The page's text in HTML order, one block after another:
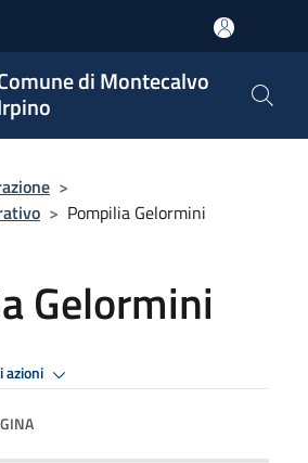
di Montecalvo
>
> Pompilia Gelormini
Gelormini
azioni